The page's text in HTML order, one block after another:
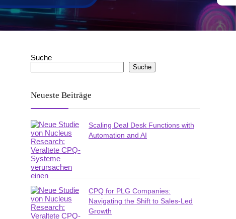
Suche
Suche
Neueste Beiträge
Scaling Deal Desk Functions with
Automation and AI
CPQ for PLG Companies:
Navigating the Shift to Sales-Led
Growth